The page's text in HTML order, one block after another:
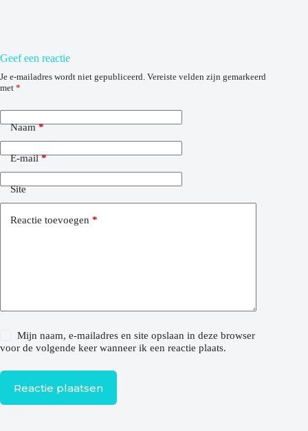
Geef een reactie
Je e-mailadres wordt niet gepubliceerd. Vereiste velden zijn gemarkeerd
met *
Naam*
E-mail*
Site
Reactie toevoegen *
Mijn naam, e-mailadres en site opslaan in deze browser
voor de volgende keer wanneer ik een reactie plaats.
Reactie plaatsen